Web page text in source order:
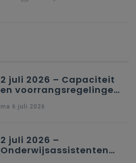
2 juli 2026 – Capaciteit
en voorrangsregelingen
secundair onderwijs in
ma 6 juli 2026
2 juli 2026 –
Onderwijsassistenten